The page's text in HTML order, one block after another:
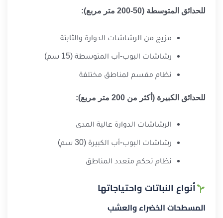
للحدائق المتوسطة (50-200 متر مربع):
مزيج من الرشاشات الدوارة والثابتة
رشاشات البوب-أب المتوسطة (15 سم)
نظام مقسم لمناطق مختلفة
للحدائق الكبيرة (أكثر من 200 متر مربع):
الرشاشات الدوارة عالية المدى
رشاشات البوب-أب الكبيرة (30 سم)
نظام تحكم متعدد المناطق
أنواع النباتات واحتياجاتها
المسطحات الخضراء والعشب